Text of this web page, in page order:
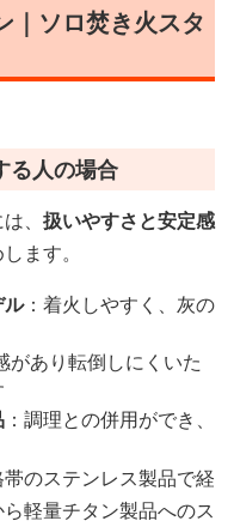
｜ソロ焚き火スタ
る人の場合
、 扱いやすさと安定感
ます。
ル：着火しやすく、灰の
があり転倒しにくいた
：調理との併用ができ、
のステンレス製品で経
軽量チタン製品へのス